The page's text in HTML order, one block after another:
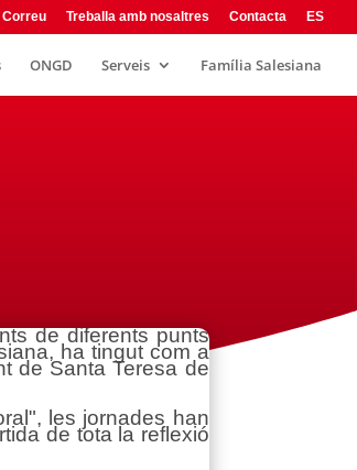
Correu Treballa amb nosaltres Contacta ES
ONGD Serveis Família Salesiana
de diferents punts
ha tingut com a
de Santa Teresa de
les jornades han
de tota la reflexió